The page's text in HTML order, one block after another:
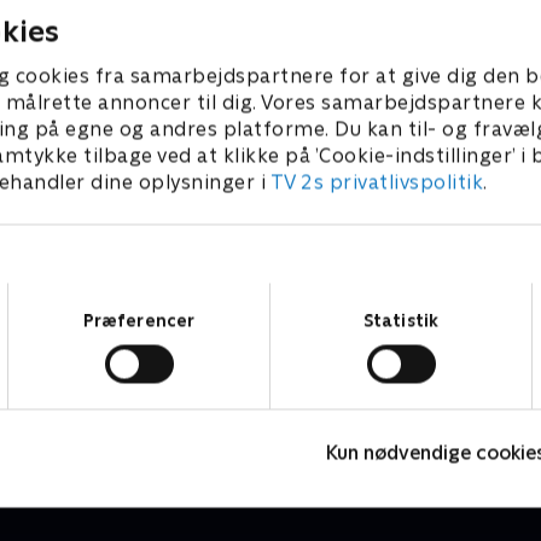
cookies fra samarbejdspartnere for at give dig den
annoncer til dig. Vores samarbejdspartnere
på egne og andres platforme. Du kan til- og
tilbage ved at klikke på ’Cookie-indstillinger’ i
dine oplysninger i TV 2s privatlivspolitik.
Præferencer Statistik
Kun nødvendige
en meget speciel
Kongsbak Lassen
fisk til en sushi-
og det stiller helt særlige
købes ind til skrædderiet i